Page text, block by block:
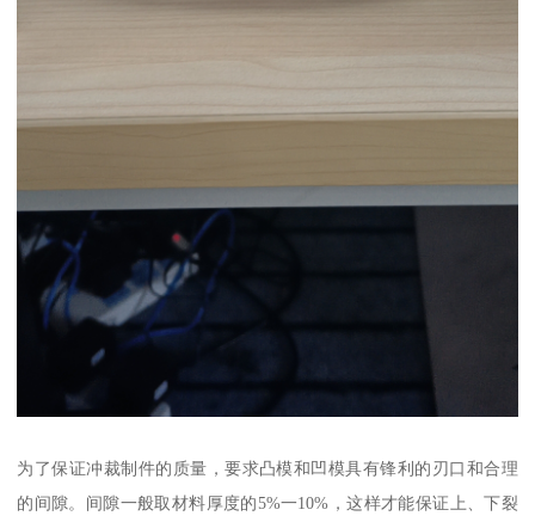
为了保证冲裁制件的质量，要求凸模和凹模具有锋利的刃口和合理
的间隙。间隙一般取材料厚度的5%一10%，这样才能保证上、下裂